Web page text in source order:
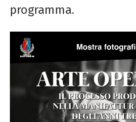
programma.